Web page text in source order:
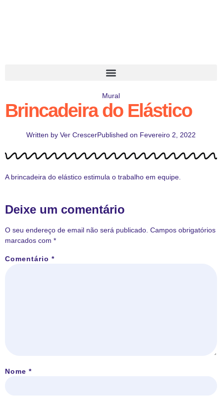
Mural
Brincadeira do Elástico
Written by Ver CrescerPublished on Fevereiro 2, 2022
A brincadeira do elástico estimula o trabalho em equipe.
Deixe um comentário
O seu endereço de email não será publicado. Campos obrigatórios
marcados com *
Comentário *
Nome *